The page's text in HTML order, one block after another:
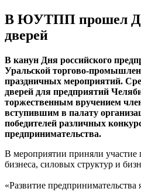
В ЮУТПП прошел
дверей
В канун Дня российского
Уральской торгово-
праздничных мероприятий.
дверей для предприятий
торжественным вручением
вступившим в палату
победителей различных
предпринимательства.
В мероприятии приняли участие
бизнеса, силовых структур и
«Развитие